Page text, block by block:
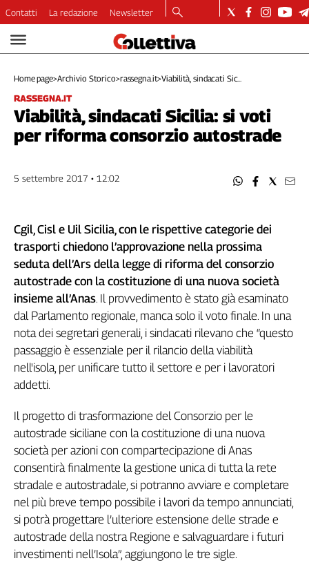
Video
Dirette
Longform
Copertine
Economia
Ambiente
Italia
Internazionale
Culture
Categorie
Filcams
Filctem
Fillea
Filt
Fiom
Flai
Nidil
Slc
Spi
Inca
Caaf
Contatti La redazione Newsletter
Home page>Archivio Storico>rassegna.it>Viabilità, sindacati Sic...
RASSEGNA.IT
Viabilità, sindacati Sicilia: si voti
per riforma consorzio autostrade
5 settembre 2017 • 12:02
Cgil, Cisl e Uil Sicilia, con le rispettive categorie dei
trasporti chiedono l’approvazione nella prossima
seduta dell’Ars della legge di riforma del consorzio
autostrade con la costituzione di una nuova società
insieme all’Anas. Il provvedimento è stato già esaminato
dal Parlamento regionale, manca solo il voto finale. In una
nota dei segretari generali, i sindacati rilevano che “questo
passaggio è essenziale per il rilancio della viabilità
nell'isola, per unificare tutto il settore e per i lavoratori
addetti.
Il progetto di trasformazione del Consorzio per le
autostrade siciliane con la costituzione di una nuova
società per azioni con compartecipazione di Anas
consentirà finalmente la gestione unica di tutta la rete
stradale e autostradale, si potranno avviare e completare
nel più breve tempo possibile i lavori da tempo annunciati,
si potrà progettare l’ulteriore estensione delle strade e
autostrade della nostra Regione e salvaguardare i futuri
investimenti nell’Isola”, aggiungono le tre sigle.